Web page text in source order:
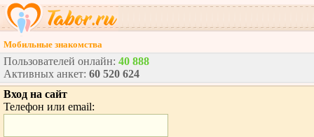
Мобильные знакомства
Пользователей онлайн: 40 888
Активных анкет: 60 520 624
Вход на сайт
Телефон или email: